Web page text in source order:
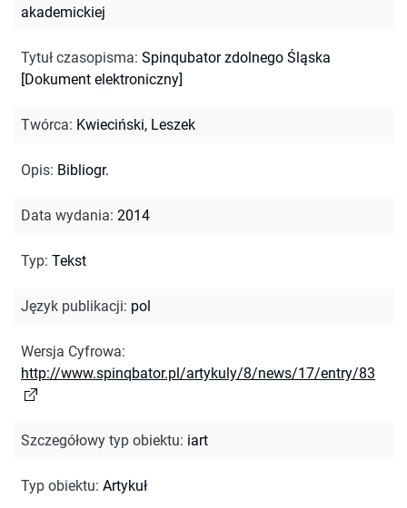
akademickiej
Tytuł czasopisma: Spinqubator zdolnego Śląska
[Dokument elektroniczny]
Twórca: Kwieciński, Leszek
Opis: Bibliogr.
Data wydania: 2014
Typ: Tekst
Język publikacji: pol
Wersja Cyfrowa:
http://www.spinqbator.pl/artykuly/8/news/17/entry/83
Szczegółowy typ obiektu: iart
Typ obiektu: Artykuł